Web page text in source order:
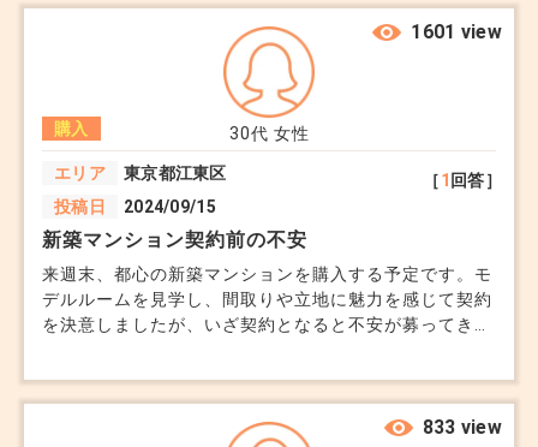
組合の決定事項なので従うしかないとのことですが、ど
うも納得できません。購入直後の大幅な値上げは契約不
適合責任に該当しないのでしょうか。 また交渉の余地
30代 女性
購入
エリア
東京都江東区
投稿日
2024/09/15
［1 回答］
1601 view
新築マンション契約前の不安
来週末、都心の新築マンションを購入する予定です。モ
デルルームを見学し、間取りや立地に魅力を感じて契約
を決意しましたが、いざ契約となると不安が募ってきま
渡し後に不具合が見つかった場合の対応はどうなります
か？ ③近隣に新しい開発計画があると聞きましたが、
833 view